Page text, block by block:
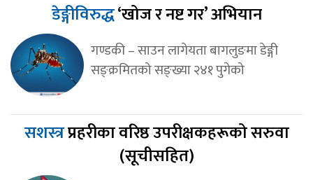
डेङ्गीविरुद्ध‘खोज र नष्ट गर’ अभियान
गण्डकी – साउन लागेयता बागलुङमा डेङ्गी
सङ्क्रमितको सङ्ख्या २४१ पुगेको
सशस्त्रप्रहरीका वरिष्ठ उपरीक्षकहरूको सरुवा
(सूचीसहित)